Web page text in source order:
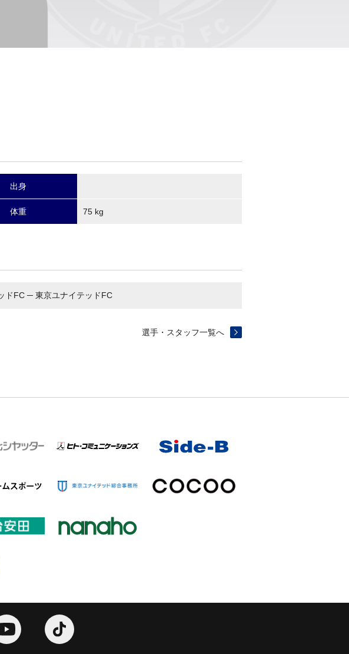
出身
体重 75 kg
ドFC ─ 東京ユナイテッドFC
選手・スタッフ一覧へ